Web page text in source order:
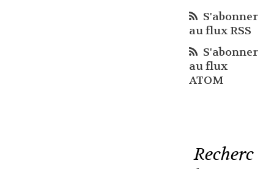
S'abonner
au flux RSS
S'abonner
au flux
ATOM
Recherc